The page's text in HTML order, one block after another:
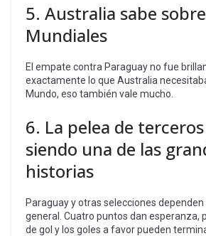
5. Australia sabe
Mundiales
El empate contra Paraguay no fue
exactamente lo que Australia
Mundo, eso también vale mucho.
6. La pelea de
siendo una de las
historias
Paraguay y otras selecciones
general. Cuatro puntos dan esperanza,
de gol y los goles a favor pueden